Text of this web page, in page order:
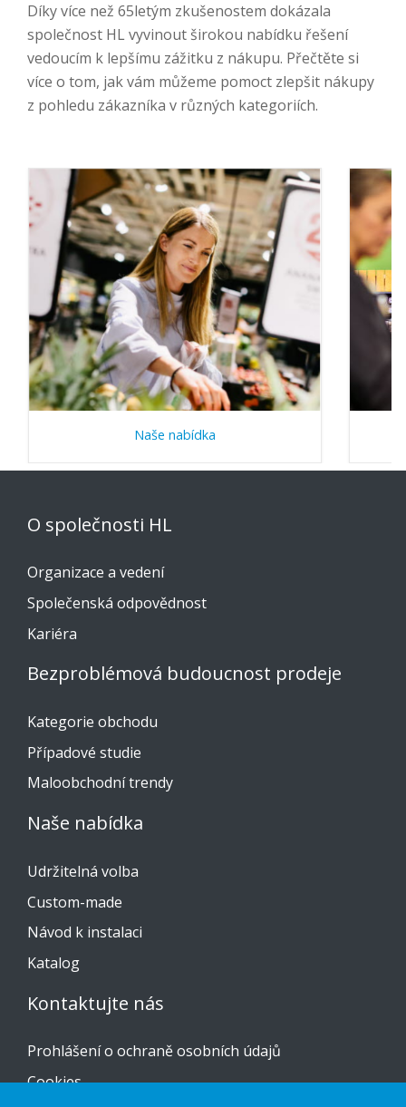
Díky více než 65letým zkušenostem dokázala
společnost HL vyvinout širokou nabídku řešení
vedoucím k lepšímu zážitku z nákupu. Přečtěte si
více o tom, jak vám můžeme pomoct zlepšit nákupy
z pohledu zákazníka v různých kategoriích.
Naše nabídka
O společnosti HL
Organizace a vedení
Společenská odpovědnost
Kariéra
Bezproblémová budoucnost prodeje
Kategorie obchodu
Případové studie
Maloobchodní trendy
Naše nabídka
Udržitelná volba
Custom-made
Návod k instalaci
Katalog
Kontaktujte nás
Prohlášení o ochraně osobních údajů
Cookies